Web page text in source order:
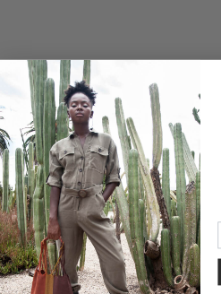
HUESO COLORADO
Nosotros
Contacto